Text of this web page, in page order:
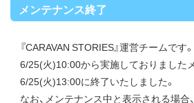
メンテナンス終了
『CARAVAN STORIES』運営チームです。
6/25(火)10:00から実施しておりました
6/25(火)13:00に終了いたしました。
なお、メンテナンス中と表示される場合